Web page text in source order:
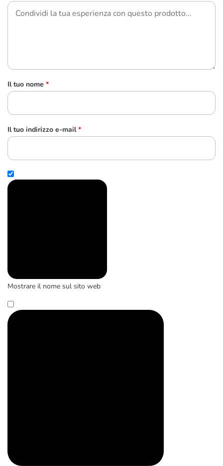
Il tuo nome *
Il tuo indirizzo e-mail *
Mostrare il nome sul sito web